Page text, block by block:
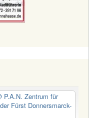
P.A.N. Zentrum für
Fürst Donnersmarck-